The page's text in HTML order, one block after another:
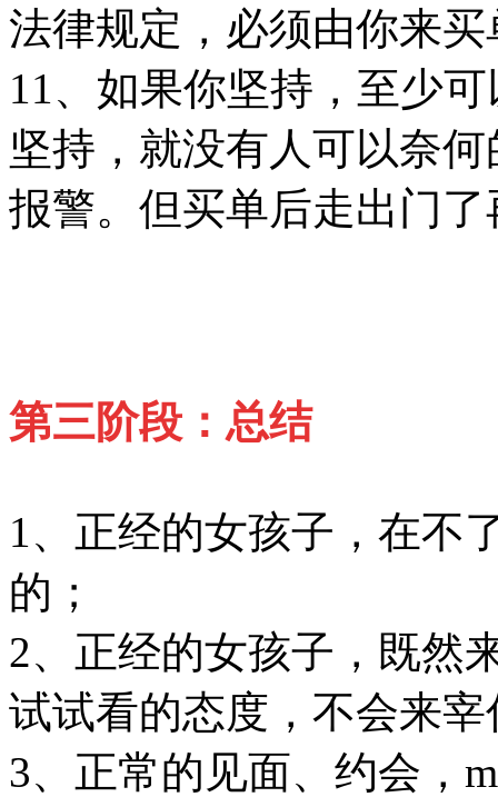
法律规定，必须由你来买
11、如果你坚持，至少
坚持，就没有人可以奈
报警。但买单后走出门
第三阶段：总结
1、正经的女孩子，在不
的；
2、正经的女孩子，既然
试试看的态度，不会来宰
3、正常的见面、约会，